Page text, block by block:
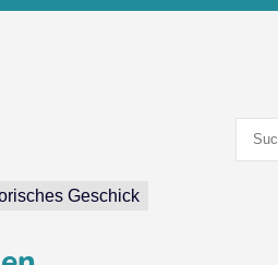
Geschick
nach: